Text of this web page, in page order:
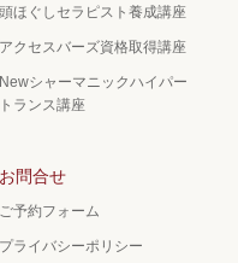
頭ほぐしセラピスト養成講座
アクセスバーズ資格取得講座
Newシャーマニックハイパー
トランス講座
お問合せ
ご予約フォーム
プライバシーポリシー